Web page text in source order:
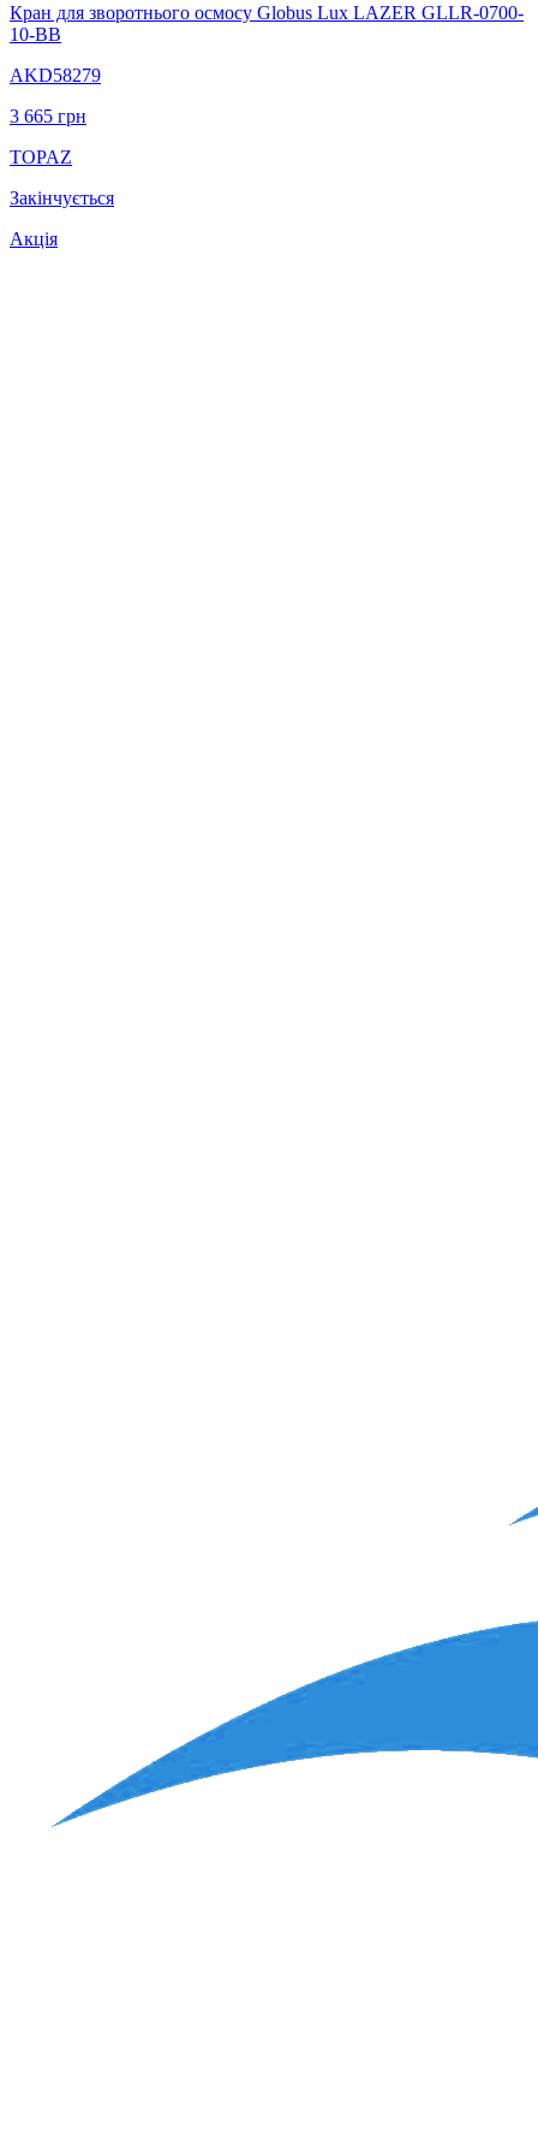
Кран для зворотнього осмосу Globus Lux LAZER GLLR-0700-
10-BB
AKD58279
3 665 грн
TOPAZ
Закінчується
Акція